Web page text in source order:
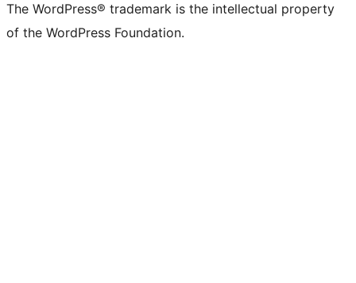
The WordPress® trademark is the intellectual property
of the WordPress Foundation.